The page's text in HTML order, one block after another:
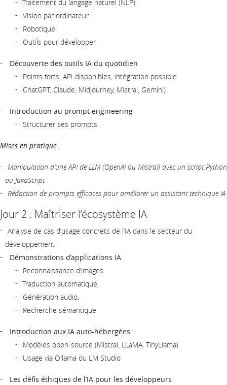
Traitement du langage naturel (NLP)
Vision par ordinateur
Robotique
Outils pour développer
Découverte des outils IA du quotidien
Points forts, API disponibles, intégration possible
ChatGPT, Claude, Midjourney, Mistral, Gemini)
Introduction au prompt engineering
Structurer ses prompts
Mises en pratique :
Manipulation d’une API de LLM (OpenAI ou Mistral) avec un script Python
ou JavaScript
Rédaction de prompts efficaces pour améliorer un assistant technique IA
Jour 2 : Maîtriser l’écosystème IA
Analyse de cas d’usage concrets de l’IA dans le secteur du
développement
Démonstrations d’applications IA
Reconnaissance d’images
Traduction automatique,
Génération audio,
Recherche sémantique
Introduction aux IA auto-hébergées
Modèles open-source (Mistral, LLaMA, TinyLlama)
Usage via Ollama ou LM Studio
Les défis éthiques de l’IA pour les développeurs